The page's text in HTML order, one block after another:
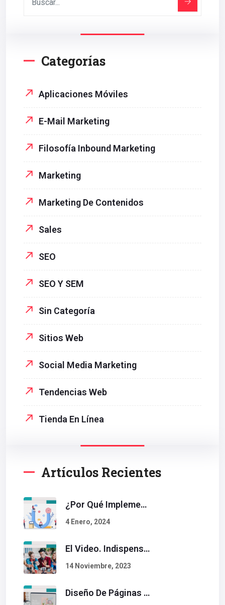
Categorías
Aplicaciones Móviles
E-Mail Marketing
Filosofía Inbound Marketing
Marketing
Marketing De Contenidos
Sales
SEO
SEO Y SEM
Sin Categoría
Sitios Web
Social Media Marketing
Tendencias Web
Tienda En Línea
Artículos Recientes
¿Por Qué Implementar La Metodología Inbound Marketing En Tu Empresa?
4 Enero, 2024
El Video. Indispensable En Tu Estrategia De Contenidos.
14 Noviembre, 2023
Diseño De Páginas Web. Esto Debe Tener Un Sitio Exitoso.